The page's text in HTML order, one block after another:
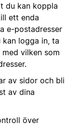
du kan koppla
ett enda
e-postadresser
logga in, ta
vilken som
av sidor och bli
av dina
över